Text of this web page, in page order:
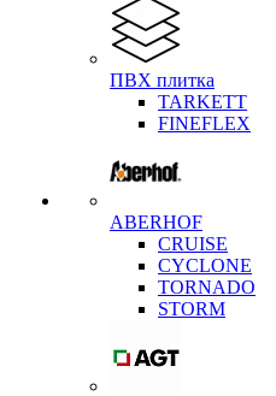
ПВХ плитка
TARKETT
FINEFLEX
ABERHOF
CRUISE
CYCLONE
TORNADO
STORM